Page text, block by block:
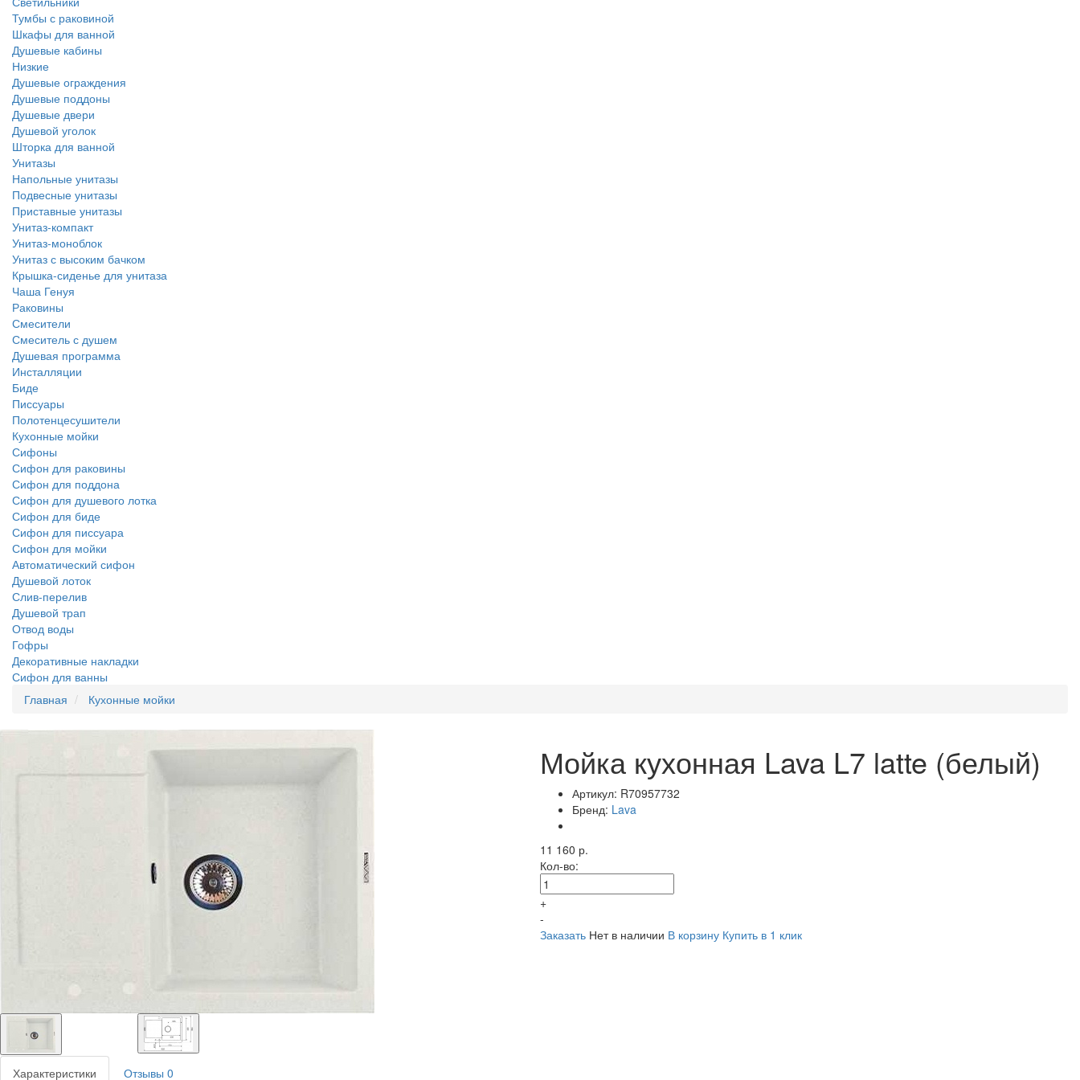
Тумбы с раковиной
Шкафы для ванной
Душевые кабины
Низкие
Душевые ограждения
Душевые поддоны
Душевые двери
Душевой уголок
Шторка для ванной
Унитазы
Напольные унитазы
Подвесные унитазы
Приставные унитазы
Унитаз-компакт
Унитаз-моноблок
Унитаз с высоким бачком
Крышка-сиденье для унитаза
Чаша Генуя
Раковины
Смесители
Смеситель с душем
Душевая программа
Инсталляции
Биде
Писсуары
Полотенцесушители
Кухонные мойки
Сифоны
Сифон для раковины
Сифон для поддона
Сифон для душевого лотка
Сифон для биде
Сифон для писсуара
Сифон для мойки
Автоматический сифон
Душевой лоток
Слив-перелив
Душевой трап
Отвод воды
Гофры
Декоративные накладки
Сифон для ванны
Главная
Кухонные мойки
Мойка кухонная Lava L7 latte (белый)
Артикул: R70957732
Бренд: Lava
11 160 р.
Кол-во:
+
-
Заказать Нет в наличии В корзину Купить в 1 клик
Характеристики Отзывы 0